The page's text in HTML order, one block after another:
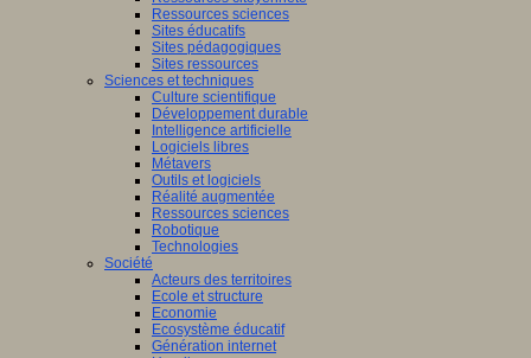
Ressources sciences
Sites éducatifs
Sites pédagogiques
Sites ressources
Sciences et techniques
Culture scientifique
Développement durable
Intelligence artificielle
Logiciels libres
Métavers
Outils et logiciels
Réalité augmentée
Ressources sciences
Robotique
Technologies
Société
Acteurs des territoires
Ecole et structure
Economie
Ecosystème éducatif
Génération internet